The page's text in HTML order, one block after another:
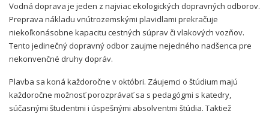
Vodná doprava je jeden z najviac ekologických dopravných odborov.
Preprava nákladu vnútrozemskými plavidlami prekračuje
niekoľkonásobne kapacitu cestných súprav či vlakových vozňov.
Tento jedinečný dopravný odbor zaujme nejedného nadšenca pre
nekonvenčné druhy dopráv.
Plavba sa koná každoročne v októbri. Záujemci o štúdium majú
každoročne možnosť porozprávať sa s pedagógmi s katedry,
súčasnými študentmi i úspešnými absolventmi štúdia. Taktiež